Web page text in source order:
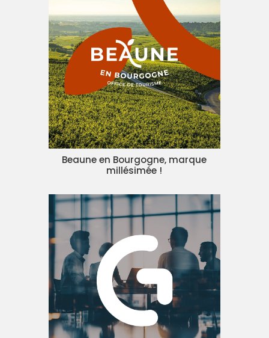
Beaune en Bourgogne, marque
millésimée !